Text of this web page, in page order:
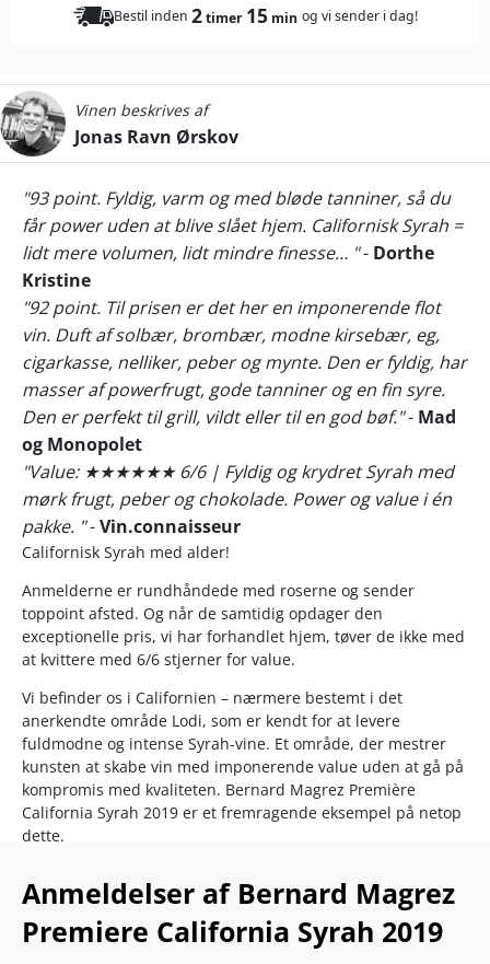
Bestil inden 2timer 15 min og vi sender i dag!
Vinen beskrives af
Jonas Ravn Ørskov
"93 point. Fyldig, varm og med bløde tanniner, så du
får power uden at blive slået hjem. Californisk Syrah =
lidt mere volumen, lidt mindre finesse… "- Dorthe
Kristine
"92 point. Til prisen er det her en imponerende flot
vin. Duft af solbær, brombær, modne kirsebær, eg,
cigarkasse, nelliker, peber og mynte. Den er fyldig, har
masser af powerfrugt, gode tanniner og en fin syre.
Den er perfekt til grill, vildt eller til en god bøf."- Mad
og Monopolet
"Value: ★★★★★★ 6/6 | Fyldig og krydret Syrah med
mørk frugt, peber og chokolade. Power og value i én
pakke. "-Vin.connaisseur
Californisk Syrah med alder!
Anmelderne er rundhåndede med roserne og sender
toppoint afsted. Og når de samtidig opdager den
exceptionelle pris, vi har forhandlet hjem, tøver de ikke med
at kvittere med 6/6 stjerner for value.
Vi befinder os i Californien – nærmere bestemt i det
anerkendte område Lodi, som er kendt for at levere
fuldmodne og intense Syrah-vine. Et område, der mestrer
kunsten at skabe vin med imponerende value uden at gå på
kompromis med kvaliteten. Bernard Magrez Première
California Syrah 2019 er et fremragende eksempel på netop
dette.
for alvor begyndt at åbne sig.
I glasset mødes du af solmoden frugt med noter af
Anmeldelser af Bernard Magrez
Premiere California Syrah 2019